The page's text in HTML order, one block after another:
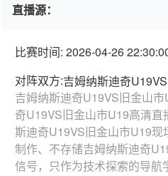
直播源：
比赛时间: 2026-04-26
对阵双方:吉姆纳斯迪奇
吉姆纳斯迪奇U19VS旧金山
奇U19VS旧金山市U19高清
斯迪奇U19VS旧金山市U19
制作、不存储吉姆纳斯迪奇
信号，只作为技术探索的导航